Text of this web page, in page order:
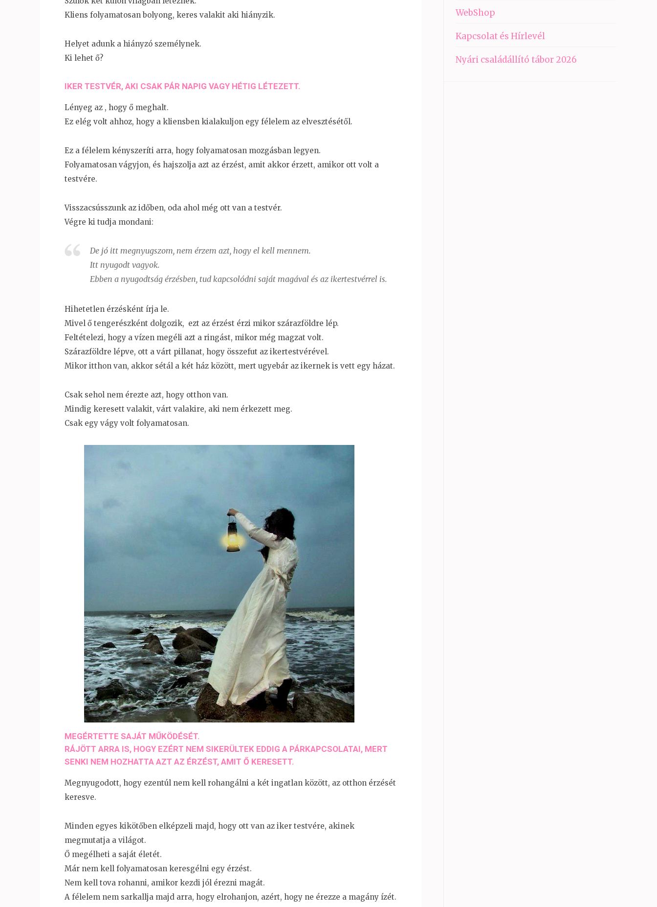
Kliens folyamatosan bolyong, keres valakit aki hiányzik​.
Helyet adunk a hiányzó személynek​.
Ki lehet ő?
IKER TESTVÉR, AKI CSAK PÁR NAPIG VAGY HÉTIG LÉTEZETT​.
Lényeg az ​, hogy ő meghalt​.
Ez elég volt ahhoz, hogy a kliensbe​n kialakuljon egy félelem az elvesztésétől​.
Ez a félelem kényszeríti arra, hogy folyamatosan mozgásban legyen​.
Folyamatosan vágyjon, és hajszolja azt az érzést​, amit akkor érzett​, amikor ott volt a
testvére​.
Visszacsússzunk az időben,​ oda ahol még ott van a testvér​.
Végre ki tudja mondani​:​
De jó itt megnyugszom, nem érzem azt​, hogy el​ kell mennem​.
Itt nyugodt vagyok​.
Ebben a nyugodtság érzésben, tud kapcsolódni saját magával és az ikertest​vérrel is​.
Hihetetlen érzésként írja le​.
Mivel ő tengerészként dolgozik​, ezt az érzést érzi mikor szárazföldre lép​.
Feltételezi​, hogy a vízen megéli azt a ringást​, mikor még magzat volt​.
Szárazföldre l​épve​, ott a várt pillanat, hogy összefut az ikertestvérével​.
Mikor itthon van​, akkor sétál a két ház között​, mert ugyebár az ikernek is vett egy ​h​ázat.
Csak sehol nem érezte azt​, hogy otthon van​.
Mindig keresett valakit, várt valakire, aki nem érkezett meg​.
Csak egy vágy volt folyamatosan​.
MEGÉRTETTE SAJÁT MŰKÖDÉSÉT​.
RÁJÖTT ARRA IS, HOGY EZÉRT NEM SIKERÜLTEK EDDIG A PÁRKAPCSOLATAI,​ MERT
SENKI NEM HOZHATTA AZT AZ ÉRZÉST​, AMIT Ő KERESETT​.
Megnyugodott​, hogy ezentúl nem kell rohangálni a két ingatlan között,​ az otthon érzését
keresve​.
Minden egyes kikötőben elképzeli majd​, hogy ott van az iker testvére​, akinek
megmutatja a világot​.
Ő megélheti a saját életét​.
Már nem kell folyamatosan keresgélni egy érzést​.
Nem kell tova rohanni, amikor kezdi jól érezni magát​.
A félelem nem sarkallja majd arra​, hogy elrohanjon, azért​, hogy ne​ érezze a magány ízét​.
WebShop
Kapcsolat és Hírlevél
Nyári családállító tábor 2026